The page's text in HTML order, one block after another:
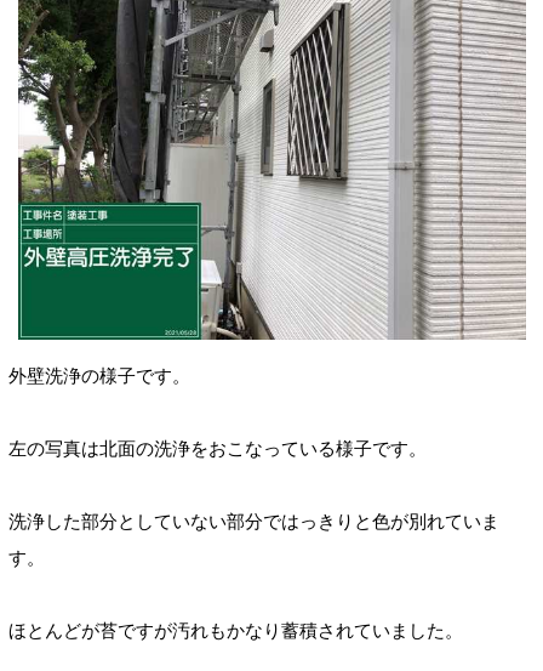
外壁洗浄の様子です。
左の写真は北面の洗浄をおこなっている様子です。
洗浄した部分としていない部分ではっきりと色が別れていま
す。
ほとんどが苔ですが汚れもかなり蓄積されていました。